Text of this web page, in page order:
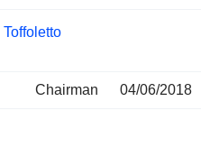
Chairman 04/06/2018